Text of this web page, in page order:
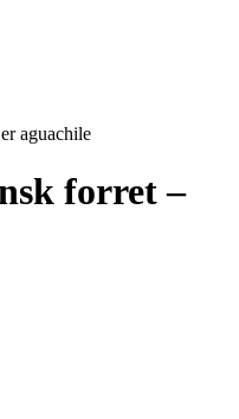
aguachile
forret –